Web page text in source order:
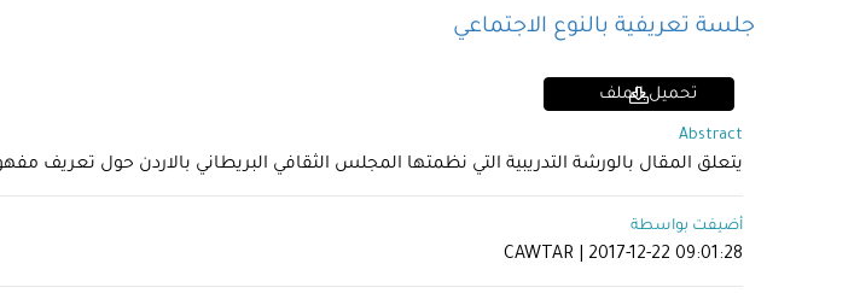
جلسة تعريفية بالنوع الاجتماعي
تحميل الملف
Abstract
يتعلق المقال بالورشة التدريبية التي نظمتها المجلس الثقافي البريطاني بالاردن حول تعريف
أضيفت بواسطة
CAWTAR | 2017-12-22 09:01:28